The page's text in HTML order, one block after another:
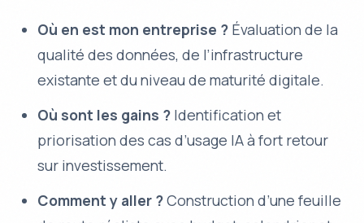
Où en est mon entreprise ? Évaluation de la
qualité des données, de l’infrastructure
existante et du niveau de maturité digitale.
Où sont les gains ? Identification et
priorisation des cas d’usage IA à fort retour
sur investissement.
Comment y aller ?Construction d’une feuille